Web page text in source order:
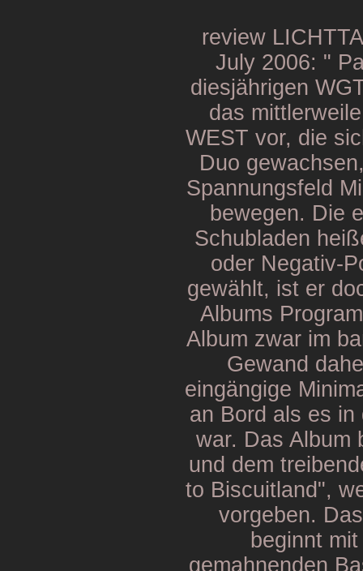
review
July 2006: "
diesjährigen
das
WEST vor, die
Duo
Spannungsfeld
bewegen. Die
Schubladen
oder Negativ-
gewählt, ist er
Albums
Album zwar im
Gewand
eingängige
an Bord als es in
war. Das Album
und dem
to Biscuitland",
vorgeben.
beginnt
gemahnenden